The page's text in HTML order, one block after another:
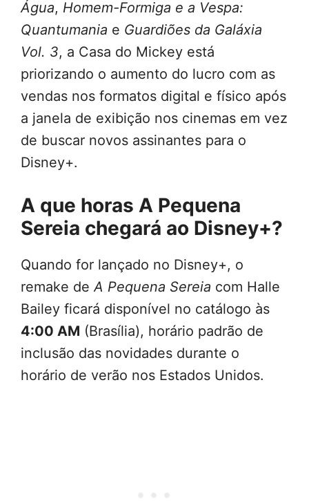
Água, Homem-Formiga e a Vespa:
Quantumania e Guardiões da Galáxia
Vol. 3, a Casa do Mickey está
priorizando o aumento do lucro com as
vendas nos formatos digital e físico após
a janela de exibição nos cinemas em vez
de buscar novos assinantes para o
Disney+.
A que horas A Pequena
Sereia chegará ao Disney+?
Quando for lançado no Disney+, o
remake de A Pequena Sereia com Halle
Bailey ficará disponível no catálogo às
4:00 AM (Brasília), horário padrão de
inclusão das novidades durante o
horário de verão nos Estados Unidos.